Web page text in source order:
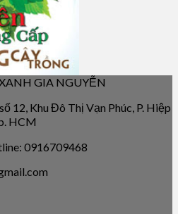
GIA NGUYỄN
12, Khu Đô Thị Vạn Phúc, P. Hiệp
HCM
0916709468